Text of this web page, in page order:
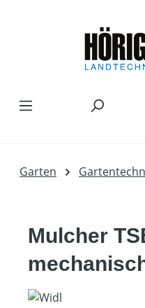
Garten
Mulcher